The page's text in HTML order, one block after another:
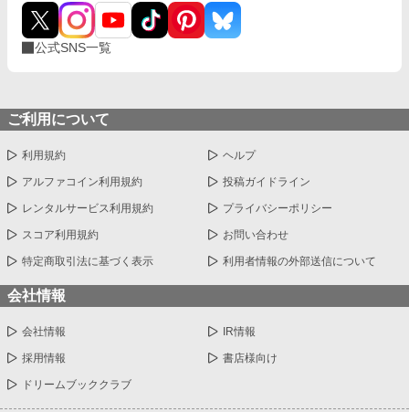
公式SNS一覧
ご利用について
利用規約 ヘルプ
アルファコイン利用規約 投稿ガイドライン
レンタルサービス利用規約 プライバシーポリシー
スコア利用規約 お問い合わせ
特定商取引法に基づく表示 利用者情報の外部送信について
会社情報
会社情報 IR情報
採用情報 書店様向け
ドリームブッククラブ